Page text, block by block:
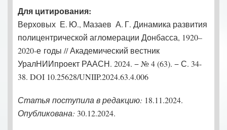
Для цитирования:
Верховых Е. Ю., Мазаев А. Г. Динамика развития
полицентрической агломерации Донбасса, 1920–
2020‑е годы // Академический вестник
УралНИИпроект РААСН. 2024. − № 4 (63). − С. 34-
38. DOI 10.25628/UNIIP.2024.63.4.006
Статья поступила в редакцию: 18.11.2024.
Опубликована: 30.12.2024.